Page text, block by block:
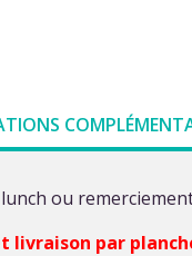
ou
livraison par